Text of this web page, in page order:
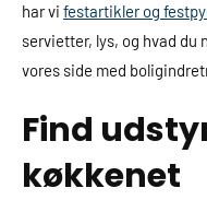
har vi festartikler og
servietter, lys, og hvad du
vores side med
Find
køkkenet